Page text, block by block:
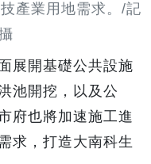
產業用地需求。/記
展開基礎公共設施
池開挖，以及公
府也將加速施工進
求，打造大南科生